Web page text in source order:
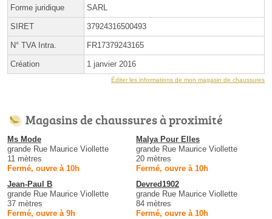
Forme juridique SARL
SIRET 37924316500493
N° TVA Intra. FR17379243165
Création 1 janvier 2016
Éditer les informations de mon magasin de chaussures
Magasins de chaussures à proximité
Ms Mode
grande Rue Maurice Viollette
11 mètres
Fermé, ouvre à 10h
Malya Pour Elles
grande Rue Maurice Viollette
20 mètres
Fermé, ouvre à 10h
Jean-Paul B
grande Rue Maurice Viollette
37 mètres
Fermé, ouvre à 9h
Devred1902
grande Rue Maurice Viollette
84 mètres
Fermé, ouvre à 10h